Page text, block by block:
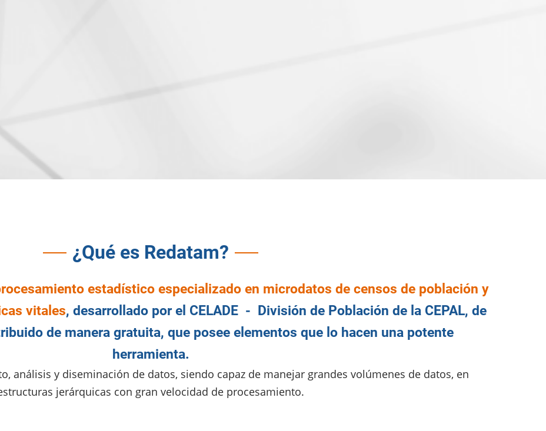
¿Qué es Redatam?
estadístico especializado en microdatos de censos de población y
vitales, desarrollado por el CELADE - División de Población de la CEPAL, de
de manera gratuita, que posee elementos que lo hacen una potente
herramienta.
análisis y diseminación de datos, siendo capaz de manejar grandes volúmenes de datos, en
jerárquicas con gran velocidad de procesamiento.